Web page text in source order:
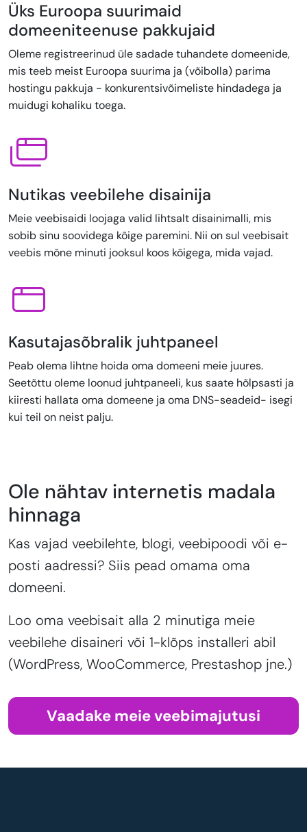
Üks Euroopa suurimaid
domeeniteenuse pakkujaid
Oleme registreerinud üle sadade tuhandete domeenide,
mis teeb meist Euroopa suurima ja (võibolla) parima
hostingu pakkuja - konkurentsivõimeliste hindadega ja
muidugi kohaliku toega.
Nutikas veebilehe disainija
Meie veebisaidi loojaga valid lihtsalt disainimalli, mis
sobib sinu soovidega kõige paremini. Nii on sul veebisait
veebis mõne minuti jooksul koos kõigega, mida vajad.
Kasutajasõbralik juhtpaneel
Peab olema lihtne hoida oma domeeni meie juures.
Seetõttu oleme loonud juhtpaneeli, kus saate hõlpsasti ja
kiiresti hallata oma domeene ja oma DNS-seadeid- isegi
kui teil on neist palju.
Ole nähtav internetis madala
hinnaga
Kas vajad veebilehte, blogi, veebipoodi või e-
posti aadressi? Siis pead omama oma
domeeni.
Loo oma veebisait alla 2 minutiga meie
veebilehe disaineri või 1-klõps installeri abil
(WordPress, WooCommerce, Prestashop jne.)
Vaadake meie veebimajutusi